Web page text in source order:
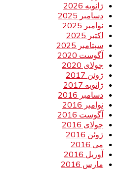
ژانویه 2026
دسامبر 2025
نوامبر 2025
اکتبر 2025
سپتامبر 2025
آگوست 2020
جولای 2020
ژوئن 2017
ژانویه 2017
دسامبر 2016
نوامبر 2016
آگوست 2016
جولای 2016
ژوئن 2016
می 2016
آوریل 2016
مارس 2016